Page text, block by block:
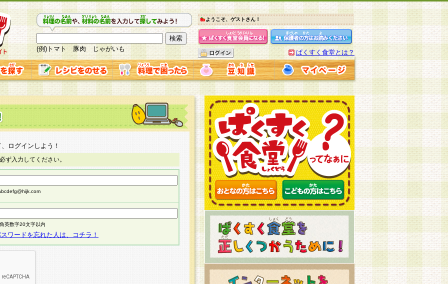
(例)トマト 豚肉 じゃがいも
ようこそ、ゲストさん！
ぱくすく食堂とは？
ログインしよう！
ず入力してください。
英数字20文字以内
ワードを忘れた人は、コチラ！